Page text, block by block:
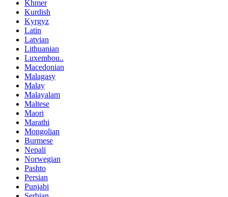
Khmer
Kurdish
Kyrgyz
Latin
Latvian
Lithuanian
Luxembou..
Macedonian
Malagasy
Malay
Malayalam
Maltese
Maori
Marathi
Mongolian
Burmese
Nepali
Norwegian
Pashto
Persian
Punjabi